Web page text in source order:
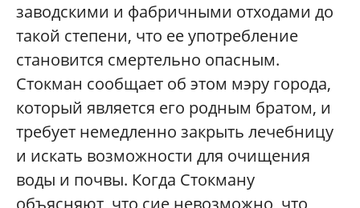
заводскими и фабричными отходами до
такой степени, что ее употребление
становится смертельно опасным.
Стокман сообщает об этом мэру города,
который является его родным братом, и
требует немедленно закрыть лечебницу
и искать возможности для очищения
воды и почвы. Когда Стокману